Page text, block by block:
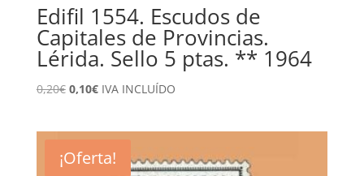
Edifil 1554. Escudos de
Capitales de Provincias.
Lérida. Sello 5 ptas. ** 1964
0,20€ El
0,20€.
0,10€El
0,10€.
IVA INCLUÍDO
¡Oferta!